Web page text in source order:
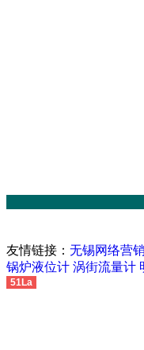
友情链接： 无锡网络营
锅炉液位计 涡街流量计
51La